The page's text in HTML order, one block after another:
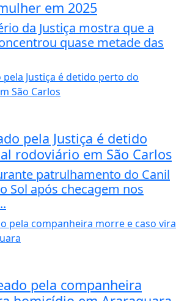
em 2025
da Justiça mostra que a
quase metade das
pela Justiça é detido
rodoviário em São Carlos
patrulhamento do Canil
Sol após checagem nos
pela companheira